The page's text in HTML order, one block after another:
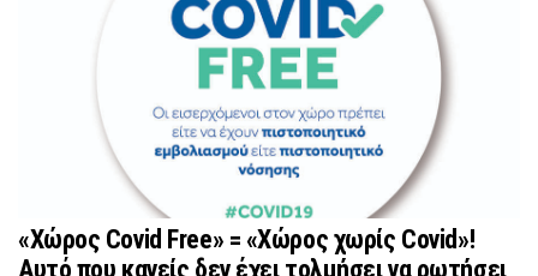
«Χώρος Covid Free» = «Χώρος χωρίς Covid»!
Αυτό που κανείς δεν έχει τολμήσει να ρωτήσει